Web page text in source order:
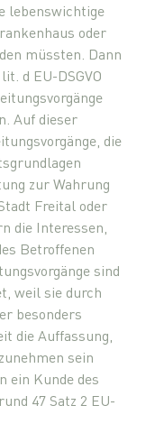
lebenswichtige
oder
müssten. Dann
d EU-DSGVO
Auf dieser
die
zur Wahrung
Freital oder
die Interessen,
Betroffenen
sind
weil sie durch
besonders
die Auffassung,
sein
ein Kunde des
47 Satz 2 EU-